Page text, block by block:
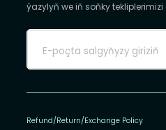
ýazylyň we iň soňky
Refund/Return/Exchange Policy